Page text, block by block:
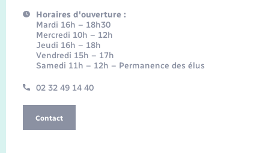
Horaires d'ouverture :
Mardi 16h – 18h30
Mercredi 10h – 12h
Jeudi 16h – 18h
Vendredi 15h – 17h
Samedi 11h – 12h – Permanence des élus
02 32 49 14 40
Contact